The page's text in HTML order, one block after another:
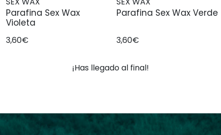
Parafina Sex Wax
Violeta
3,60€
Parafina Sex Wax Verde
3,60€
¡Has llegado al final!